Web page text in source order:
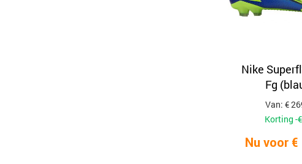
Nike
Fg
Van: €
Korting -
Nu voor €